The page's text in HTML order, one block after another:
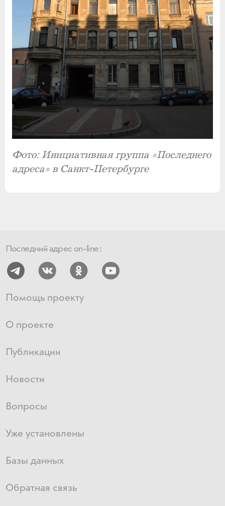
Фото: Инициативная группа «Последнего
адреса» в Санкт-Петербурге
Последний адрес on-line:
Помощь проекту
О проекте
Публикации
Новости
Вопросы
Уже установлены
Базы данных
Обратная связь